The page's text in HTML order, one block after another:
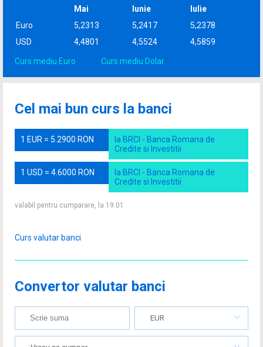
Mai Iunie
Iulie
Euro
5,2313 5,2417
5,2378
USD
4,4801 4,5524 4,5859
Curs mediu Euro Curs mediu Dolar
Cel mai bun curs la banci
1 EUR = 5.2900 RON
la BRCI - Banca Romana de
Credite si Investitii
1 USD = 4.6000 RON
la BRCI - Banca Romana de
Credite si Investitii
valabil pentru cumparare, la 19.01
Curs valutar banci
Convertor valutar banci
EUR